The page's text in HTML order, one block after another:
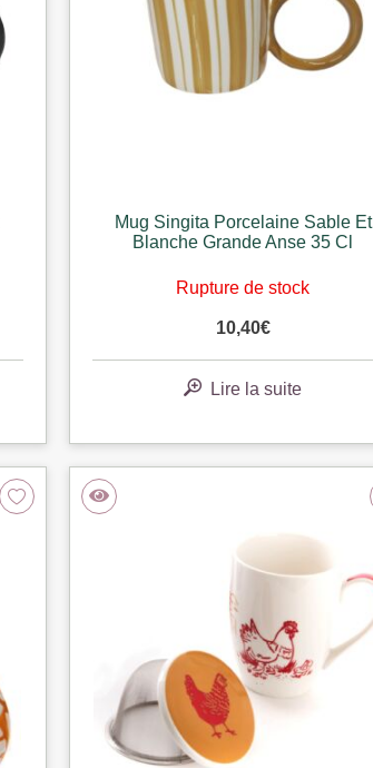
Mug Singita Porcelaine Sable Et
Blanche Grande Anse 35 Cl
Rupture de stock
10,40€
Lire la suite